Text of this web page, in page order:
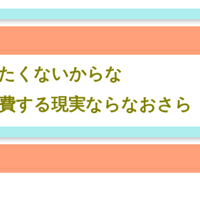
くないからな
する現実ならなおさら